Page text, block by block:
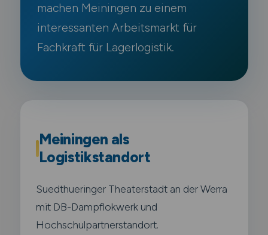
machen Meiningen zu einem
interessanten Arbeitsmarkt für
Fachkraft für Lagerlogistik.
Meiningen als
Logistikstandort
Suedthueringer Theaterstadt an der Werra
mit DB-Dampflokwerk und
Hochschulpartnerstandort.